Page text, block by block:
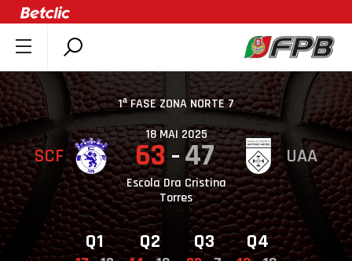
SOBRE A FPB
DOCUMENTOS
ÚLTIMAS
COMPETIÇÕES
ASSOCIAÇÕES
CLUBES
AGENTES
1ª FASE ZONA NORTE 7
18 MAI 2025
SCF 63 47 UAA
Escola Dra Cristina
Torres
Q1 Q2 Q3 Q4